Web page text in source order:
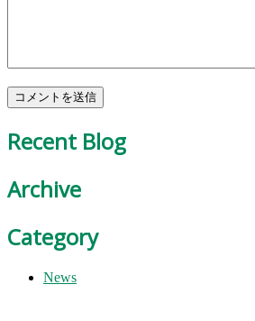
Recent Blog
Archive
Category
News